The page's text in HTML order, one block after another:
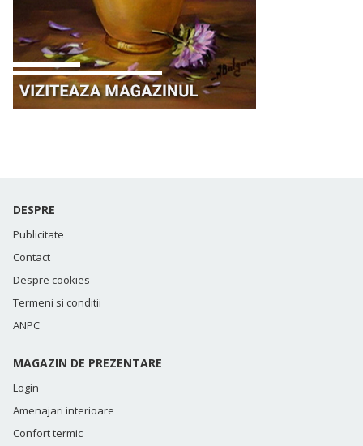
DESPRE
Publicitate
Contact
Despre cookies
Termeni si conditii
ANPC
MAGAZIN DE PREZENTARE
Login
Amenajari interioare
Confort termic